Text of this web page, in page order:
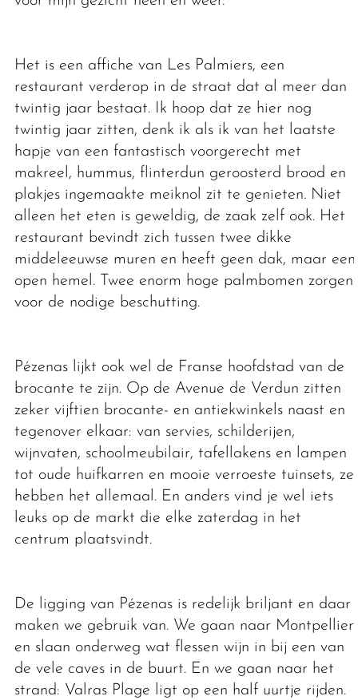
Het is een affiche van Les Palmiers, een
restaurant verderop in de straat dat al meer dan
twintig jaar bestaat. Ik hoop dat ze hier nog
twintig jaar zitten, denk ik als ik van het laatste
hapje van een fantastisch voorgerecht met
makreel, hummus, flinterdun geroosterd brood en
plakjes ingemaakte meiknol zit te genieten. Niet
alleen het eten is geweldig, de zaak zelf ook. Het
restaurant bevindt zich tussen twee dikke
middeleeuwse muren en heeft geen dak, maar een
open hemel. Twee enorm hoge palmbomen zorgen
voor de nodige beschutting.
Pézenas lijkt ook wel de Franse hoofdstad van de
brocante te zijn. Op de Avenue de Verdun zitten
zeker vijftien brocante- en antiekwinkels naast en
tegenover elkaar: van servies, schilderijen,
wijnvaten, schoolmeubilair, tafellakens en lampen
tot oude huifkarren en mooie verroeste tuinsets, ze
hebben het allemaal. En anders vind je wel iets
leuks op de markt die elke zaterdag in het
centrum plaatsvindt.
De ligging van Pézenas is redelijk briljant en daar
maken we gebruik van. We gaan naar Montpellier
en slaan onderweg wat flessen wijn in bij een van
de vele caves in de buurt. En we gaan naar het
strand: Valras Plage ligt op een half uurtje rijden.